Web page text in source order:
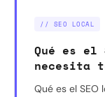
// SEO LOCAL
Qué es el
necesita
Qué es el SEO